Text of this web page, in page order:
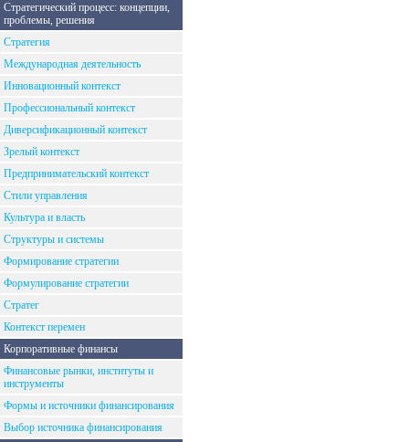
Стратегический процесс: концепции,
проблемы, решения
Стратегия
Международная деятельность
Инновационный контекст
Профессиональный контекст
Диверсификационный контекст
Зрелый контекст
Предпринимательский контекст
Стили управления
Культура и власть
Структуры и системы
Формирование стратегии
Формулирование стратегии
Стратег
Контекст перемен
Корпоративные финансы
Финансовые рынки, институты и
инструменты
Формы и источники финансирования
Выбор источника финансирования